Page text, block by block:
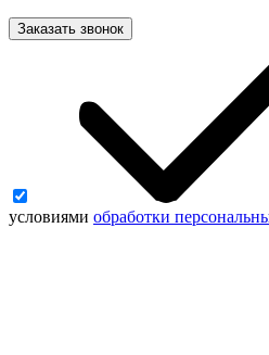
Заказать звонок
условиями обработки